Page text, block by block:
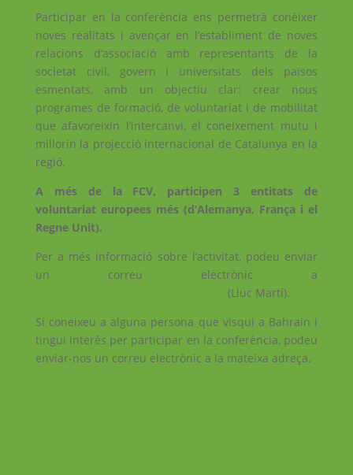
Participar en la conferència ens permetrà conèixer
noves realitats i avençar en l’establiment de noves
relacions d’associació amb representants de la
societat civil, govern i universitats dels països
esmentats, amb un objectiu clar: crear nous
programes de formació, de voluntariat i de mobilitat
que afavoreixin l’intercanvi, el coneixement mutu i
millorin la projecció internacional de Catalunya en la
regió.
A més de la FCV, participen 3 entitats de
voluntariat europees més (d’Alemanya, França i el
Regne Unit).
Per a més informació sobre l’activitat, podeu enviar
un correu electrònic a
(Lluc Martí).
Si coneixeu a alguna persona que visqui a Bahrain i
tingui interès per participar en la conferència, podeu
enviar-nos un correu electrònic a la mateixa adreça.